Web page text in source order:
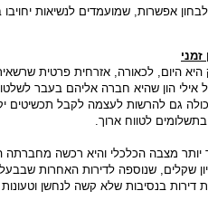
אפשרות, שמועמדים לנשיאות
היום, לכאורה, אזרחית פרטית
אילי הון שהיא חברה אליהם בעבר
גם להרשות לעצמה לקבל תכשיטים
לטווח ארוך.
מצבה הכלכלי והיא רכשה מחברתה
גן העיר, תמורת 4.5 מיליון שקלים, שנוספה לדירות
בנסיבות שלא קשה לנחשן וטעונות